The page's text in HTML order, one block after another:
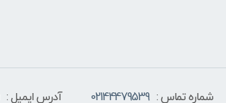
شماره تماس : 02144479539 آدرس ایمیل :